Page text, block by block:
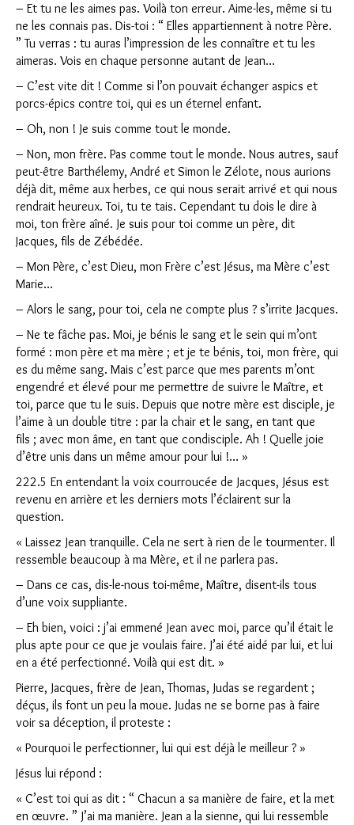
– Et tu ne les aimes pas. Voilà ton erreur. Aime-les, même si tu
ne les connais pas. Dis-toi : “ Elles appartiennent à notre Père.
” Tu verras : tu auras l’impression de les connaître et tu les
aimeras. Vois en chaque personne autant de Jean…
– C’est vite dit ! Comme si l’on pouvait échanger aspics et
porcs-épics contre toi, qui es un éternel enfant.
– Oh, non ! Je suis comme tout le monde.
– Non, mon frère. Pas comme tout le monde. Nous autres, sauf
peut-être Barthélemy, André et Simon le Zélote, nous aurions
déjà dit, même aux herbes, ce qui nous serait arrivé et qui nous
rendrait heureux. Toi, tu te tais. Cependant tu dois le dire à
moi, ton frère aîné. Je suis pour toi comme un père, dit
Jacques, fils de Zébédée.
– Mon Père, c’est Dieu, mon Frère c’est Jésus, ma Mère c’est
Marie…
– Alors le sang, pour toi, cela ne compte plus ? s’irrite Jacques.
– Ne te fâche pas. Moi, je bénis le sang et le sein qui m’ont
formé : mon père et ma mère ; et je te bénis, toi, mon frère, qui
es du même sang. Mais c’est parce que mes parents m’ont
engendré et élevé pour me permettre de suivre le Maître, et
toi, parce que tu le suis. Depuis que notre mère est disciple, je
l’aime à un double titre : par la chair et le sang, en tant que
fils ; avec mon âme, en tant que condisciple. Ah ! Quelle joie
d’être unis dans un même amour pour lui !… »
222.5 En entendant la voix courroucée de Jacques, Jésus est
revenu en arrière et les derniers mots l’éclairent sur la
question.
« Laissez Jean tranquille. Cela ne sert à rien de le tourmenter. Il
ressemble beaucoup à ma Mère, et il ne parlera pas.
– Dans ce cas, dis-le-nous toi-même, Maître, disent-ils tous
d’une voix suppliante.
– Eh bien, voici : j’ai emmené Jean avec moi, parce qu’il était le
plus apte pour ce que je voulais faire. J’ai été aidé par lui, et lui
en a été perfectionné. Voilà qui est dit. »
Pierre, Jacques, frère de Jean, Thomas, Judas se regardent ;
déçus, ils font un peu la moue. Judas ne se borne pas à faire
voir sa déception, il proteste :
« Pourquoi le perfectionner, lui qui est déjà le meilleur ? »
Jésus lui répond :
« C’est toi qui as dit : “ Chacun a sa manière de faire, et la met
en œuvre. ” J’ai ma manière. Jean a la sienne, qui lui ressemble